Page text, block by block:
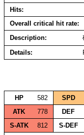
Hits
Overall critical hit rate
Description
Details
HP
582 SPD
ATK
778 DEF
S‑ATK
812 S‑DEF